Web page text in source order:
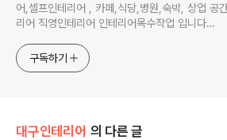
어,셀프인테리어 , 카페,식당,병원,숙박, 상업 공
리어 직영인테리어 인테리어목수작업 입니다
구독하기
대구인테리어 의 다른 글